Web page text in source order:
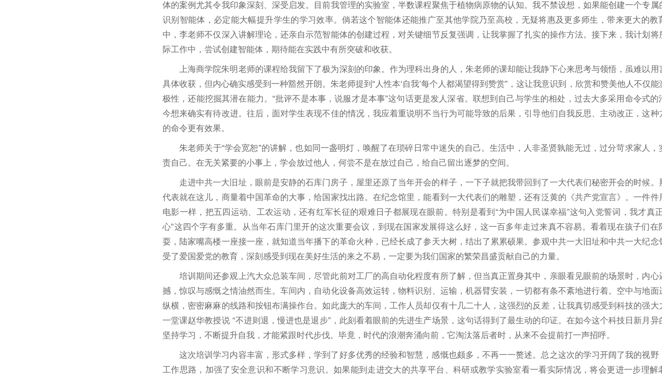
体的案例尤其令我印象深刻、深受启发。目前我管理的实验室，半数课程聚焦于植物病原物的认知。我不禁设想，如果能创建一个专属
识别智能体，必定能大幅提升学生的学习效率。倘若这个智能体还能推广至其他学院乃至高校，无疑将惠及更多师生，带来更大的教
中，李老师不仅深入讲解理论，还亲自示范智能体的创建过程，对关键细节反复强调，让我掌握了扎实的操作方法。接下来，我计划将
际工作中，尝试创建智能体，期待能在实践中有所突破和收获。
上海商学院朱明老师的课程给我留下了极为深刻的印象。作为理科出身的人，朱老师的课却能让我静下心来思考与领悟，虽难以用
具体收获，但内心确实感受到一种豁然开朗。朱老师提到“人性本‘自我’每个人都渴望得到赞赏”，这让我意识到，欣赏和赞美他人不仅
极性，还能挖掘其潜在能力。“批评不是本事，说服才是本事”这句话更是发人深省。联想到自己与学生的相处，过去大多采用命令式的
今想来确实有待改进。往后，面对学生表现不佳的情况，我应着重说明不当行为可能导致的后果，引导他们自我反思、主动改正，这种
的命令更有效果。
朱老师关于“学会宽恕”的讲解，也如同一盏明灯，唤醒了在琐碎日常中迷失的自己。生活中，人非圣贤孰能无过，过分苛求家人，
责自己。在无关紧要的小事上，学会放过他人，何尝不是在放过自己，给自己留出逐梦的空间。
走进中共一大旧址，眼前是安静的石库门房子，屋里还原了当年开会的样子，一下子就把我带回到了一大代表们秘密开会的时候。
代表就在这儿，商量着中国革命的大事，给国家找出路。在纪念馆里，能看到一大代表们的雕塑，还有泛黄的《共产党宣言》。一件件
电影一样，把五四运动、工农运动，还有红军长征的艰难日子都展现在眼前。特别是看到“为中国人民谋幸福”这句入党誓词，我才真
心”这四个字有多重。从当年石库门里开的这次重要会议，到现在国家发展得这么好，这一百多年走过来真不容易。看着现在孩子们在
耍，陆家嘴高楼一座接一座，就知道当年播下的革命火种，已经长成了参天大树，结出了累累硕果。参观中共一大旧址和中共一大纪念
受了爱国爱党的教育，深刻感受到现在美好生活的来之不易，一定要为我们国家的繁荣昌盛贡献自己的力量。
培训期间还参观上汽大众总装车间，尽管此前对工厂的高自动化程度有所了解，但当真正置身其中，亲眼看见眼前的场景时，内心
撼，惊叹与感慨之情油然而生。车间内，自动化设备高效运转，物料识别、运输，机器臂安装，一切都有条不紊地进行着。空中与地面
纵横，密密麻麻的线路和按钮布满操作台。如此庞大的车间，工作人员却仅有十几二十人，这强烈的反差，让我真切感受到科技的强大
一堂课赵华教授说 “不进则退，慢进也是退步”，此刻看着眼前的先进生产场景，这句话得到了最生动的印证。在如今这个科技日新月异
坚持学习，不断提升自我，才能紧跟时代步伐。毕竟，时代的浪潮奔涌向前，它淘汰落后者时，从来不会提前打一声招呼。
这次培训学习内容丰富，形式多样，学到了好多优秀的经验和智慧，感慨也颇多，不再一一赘述。总之这次的学习开阔了我的视野
工作思路，加强了安全意识和不断学习意识。如果能到走进交大的共享平台、科研或教学实验室看一看实际情况，将会更进一步理解